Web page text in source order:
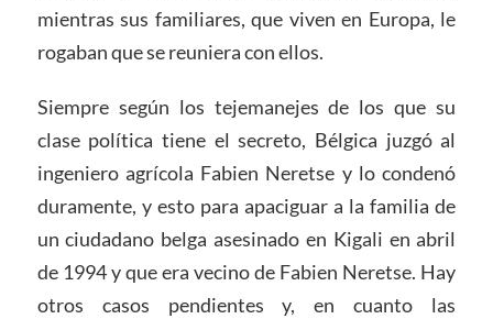
mientras sus familiares, que viven en Europa, le
rogaban que se reuniera con ellos.
Siempre según los tejemanejes de los que su
clase política tiene el secreto, Bélgica juzgó al
ingeniero agrícola Fabien Neretse y lo condenó
duramente, y esto para apaciguar a la familia de
un ciudadano belga asesinado en Kigali en abril
de 1994 y que era vecino de Fabien Neretse. Hay
otros casos pendientes y, en cuanto las